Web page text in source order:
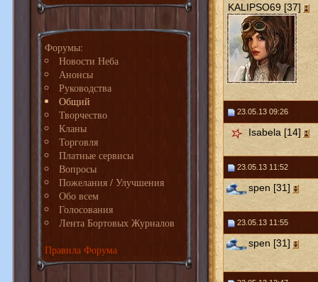
Форумы:
Новости Неба
Анонсы
Руководства
Общий
Творчество
Кланы
Торговля
Платные сервисы
Вопросы
Пожелания / Улучшения
Обо всем
Голосования
Лента Бортовых Журналов
Правила Форума
KALIPSO69 [37]
23.05.13 09:26
Isabela [14]
23.05.13 11:52
spen [31]
23.05.13 11:55
spen [31]